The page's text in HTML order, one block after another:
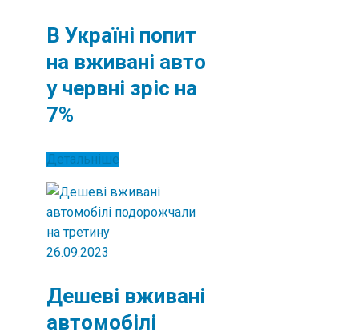
В Україні попит
на вживані авто
у червні зріс на
7%
Детальніше
26.09.2023
Дешеві вживані
автомобілі